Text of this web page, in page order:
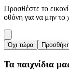
Προσθέστε το
οθόνη για να μην το
Όχι τώρα Προσθήκη
Τα παιχνίδια